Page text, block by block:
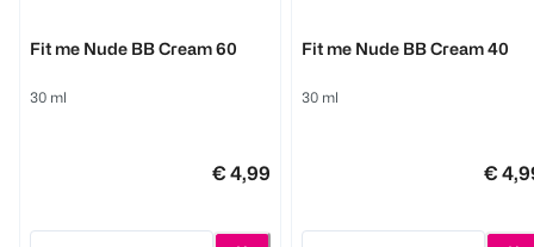
Fit me Nude BB Cream 60
30 ml
€ 4,99
Fit me Nude BB Cream 40
30 ml
€